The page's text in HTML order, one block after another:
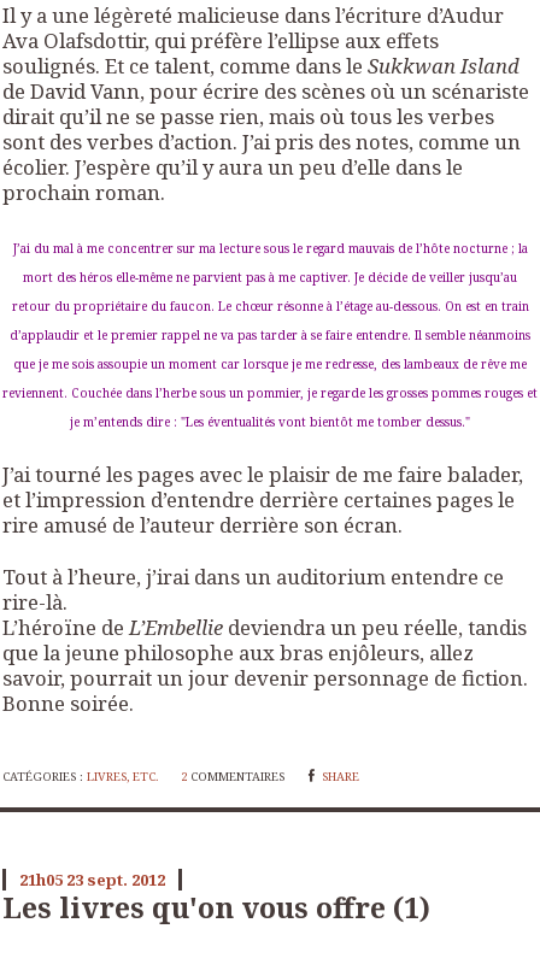
Il y a une légèreté malicieuse dans l’écriture d’Audur
Ava Olafsdottir, qui préfère l’ellipse aux effets
soulignés. Et ce talent, comme dans le Sukkwan Island
de David Vann, pour écrire des scènes où un scénariste
dirait qu’il ne se passe rien, mais où tous les verbes
sont des verbes d’action. J’ai pris des notes, comme un
écolier. J’espère qu’il y aura un peu d’elle dans le
prochain roman.
J’ai du mal à me concentrer sur ma lecture sous le regard mauvais de l’hôte nocturne ; la
mort des héros elle-même ne parvient pas à me captiver. Je décide de veiller jusqu’au
retour du propriétaire du faucon. Le chœur résonne à l’étage au-dessous. On est en train
d’applaudir et le premier rappel ne va pas tarder à se faire entendre. Il semble néanmoins
que je me sois assoupie un moment car lorsque je me redresse, des lambeaux de rêve me
reviennent. Couchée dans l’herbe sous un pommier, je regarde les grosses pommes rouges et
je m’entends dire : "Les éventualités vont bientôt me tomber dessus."
J’ai tourné les pages avec le plaisir de me faire balader,
et l’impression d’entendre derrière certaines pages le
rire amusé de l’auteur derrière son écran.
Tout à l’heure, j’irai dans un auditorium entendre ce
rire-là.
L’héroïne deL’Embellie deviendra un peu réelle, tandis
que la jeune philosophe aux bras enjôleurs, allez
savoir, pourrait un jour devenir personnage de fiction.
Bonne soirée.
CATÉGORIES : LIVRES, ETC. 2 COMMENTAIRES SHARE
21h05 23 sept. 2012
Les livres qu'on vous offre (1)